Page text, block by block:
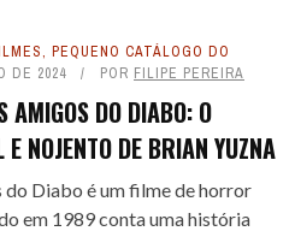
, PEQUENO CATÁLOGO DO
DE 2024 POR FILIPE PEREIRA
AMIGOS DO DIABO: O
NOJENTO DE BRIAN YUZNA
do Diabo é um filme de horror
em 1989 conta uma história